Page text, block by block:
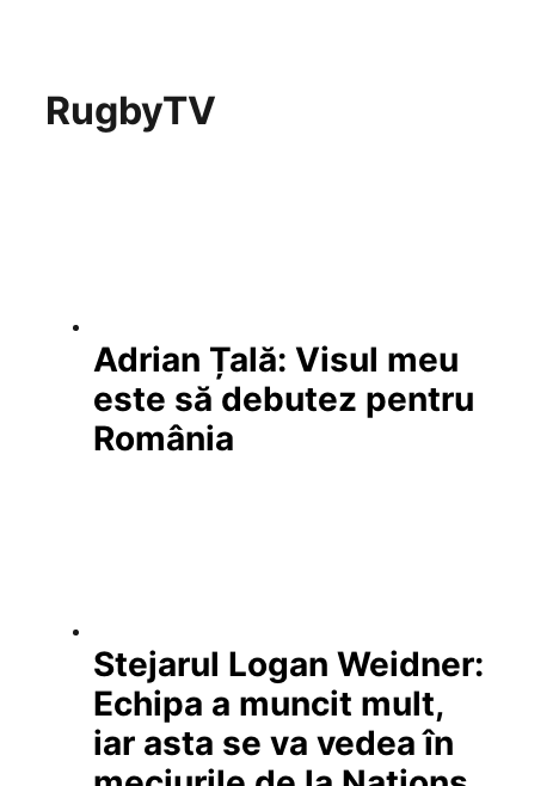
RugbyTV
Adrian Țală: Visul meu
este să debutez pentru
România
Stejarul Logan Weidner:
Echipa a muncit mult,
iar asta se va vedea în